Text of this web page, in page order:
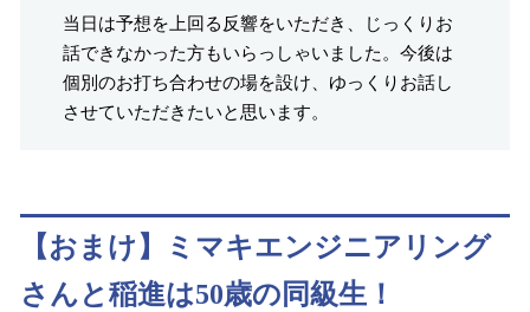
当日は予想を上回る反響をいただき、じっくりお
話できなかった方もいらっしゃいました。今後は
個別のお打ち合わせの場を設け、ゆっくりお話し
させていただきたいと思います。
【おまけ】ミマキエンジニアリング
さんと稲進は50歳の同級生！